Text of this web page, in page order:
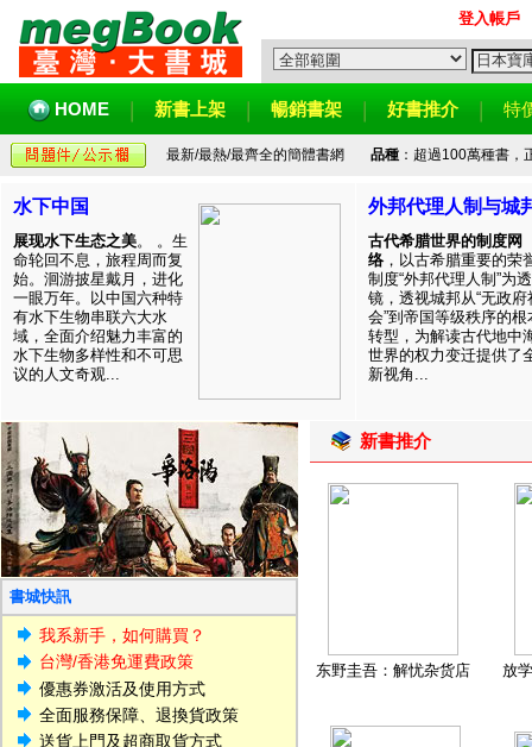
登入帳戶
HOME 新書上架 暢銷書架 好書推介 特
最新/最熱/最齊全的簡體書網 品種：超過100萬種書，
水下中国
展现水下生态之美。 。生
命轮回不息，旅程周而复
始。洄游披星戴月，进化
一眼万年。以中国六种特
有水下生物串联六大水
域，全面介绍魅力丰富的
水下生物多样性和不可思
议的人文奇观...
外邦代理人制与城
古代希腊世界的制度网
络 ，以古希腊重要的荣
制度“外邦代理人制”为透
镜，透视城邦从“无政府
会”到帝国等级秩序的根
转型，为解读古代地中
世界的权力变迁提供了
新视角...
書城快訊
我系新手，如何購買？
台灣/香港免運費政策
優惠券激活及使用方式
全面服務保障、退換貨政策
送貨上門及超商取貨方式
新書推介
东野圭吾：解忧杂货店 放